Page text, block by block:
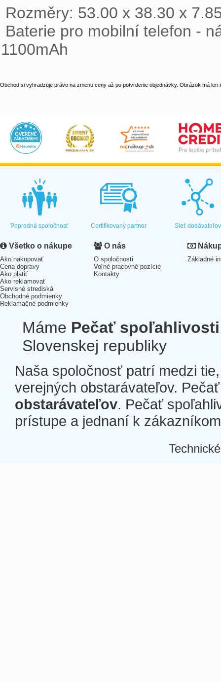
Rozměry: 53.00 x 38.30 x
1100mAh
Obchod si vyhradzuje právo na zmenu ceny až po potvrdenie objednávky. Obrázok má len
Popredná spoločnosť Certifikovaný partner Sieť dodávateľov
Všetko o nákupe
Ako nakupovať
Cena dopravy
Ako platiť
Ako reklamovať
Servisné strediská
Obchodné podmienky
Reklamačné podmienky
O nás
O spoločnosti
Voľné pracovné pozície
Kontakty
Základné
Máme Pečať spoľahlivosti
Slovenskej republiky
Naša spoločnosť patrí medzi
verejných obstarávateľov.
obstarávateľov. Pečať
prístupe a jednaní k